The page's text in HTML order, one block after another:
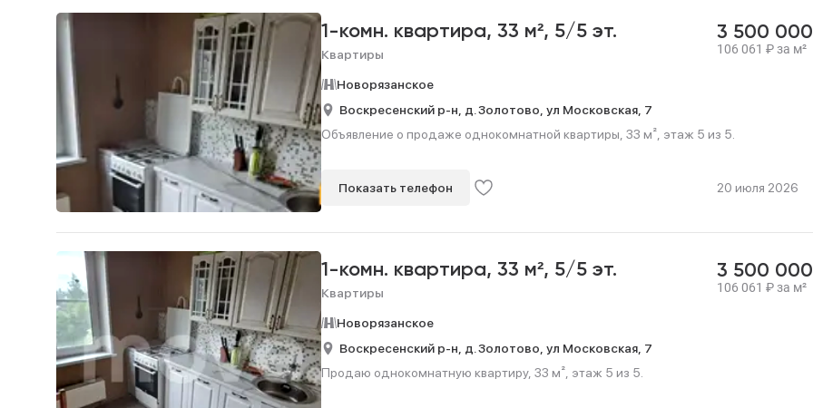
1-комн. квартира, 33 м², 5/5 эт.
Квартиры
3 500 000
106 061 ₽за м²
Новорязанское
Воскресенский р-н, д. Золотово, ул Московская, 7
Объявление о продаже однокомнатной квартиры, 33 м², этаж 5 из 5.
Показать телефон 20 июля 2026
1-комн. квартира, 33 м², 5/5 эт.
Квартиры
3 500 000
106 061 ₽за м²
Новорязанское
Воскресенский р-н, д. Золотово, ул Московская, 7
Продаю однокомнатную квартиру, 33 м², этаж 5 из 5.